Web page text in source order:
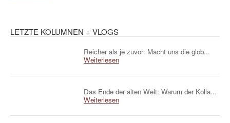
LETZTE KOLUMNEN + VLOGS
Reicher als je zuvor: Macht uns die glob...
Weiterlesen
Das Ende der alten Welt: Warum der Kolla...
Weiterlesen